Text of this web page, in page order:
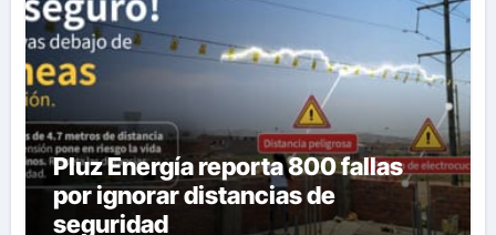
Pluz Energía reporta 800 fallas
por ignorar distancias de
seguridad